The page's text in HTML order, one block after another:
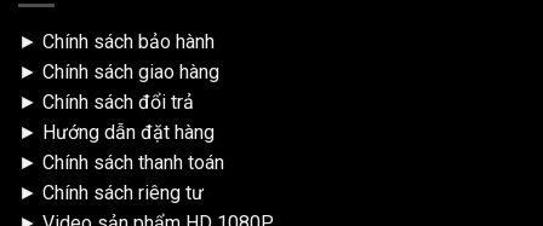
► Chính sách bảo hành
► Chính sách giao hàng
► Chính sách đổi trả
► Hướng dẫn đặt hàng
► Chính sách thanh toán
► Chính sách riêng tư